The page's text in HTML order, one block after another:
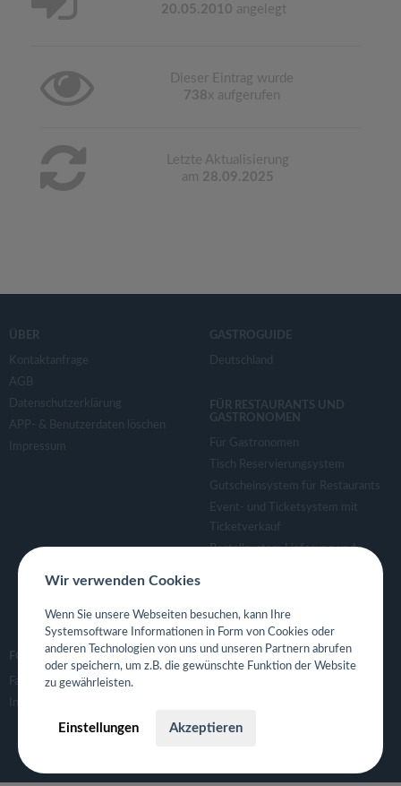
20.05.2010 angelegt
Dieser Eintrag wurde
738x aufgerufen
Letzte Aktualisierung
am 28.09.2025
ÜBER
Kontaktanfrage
AGB
Datenschutzerklärung
APP- & Benutzerdaten löschen
Impressum
GASTROGUIDE
Deutschland
FÜR RESTAURANTS UND
GASTRONOMEN
Für Gastronomen
Tisch Reservierungsystem
Gutscheinsystem für Restaurants
Event- und Ticketsystem mit
Ticketverkauf
Bestellsystem Lieferung und
Eigene App für Restaurant
FOLGE UNS
Facebook
Instagram
Wir verwenden Cookies
Wenn Sie unsere Webseiten besuchen, kann Ihre
Systemsoftware Informationen in Form von Cookies oder
anderen Technologien von uns und unseren Partnern abrufen
oder speichern, um z.B. die gewünschte Funktion der Website
zu gewährleisten.
Einstellungen Akzeptieren